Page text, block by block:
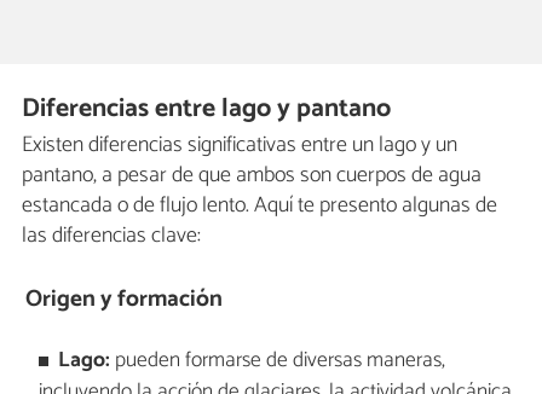
Diferencias entre lago y pantano
Existen diferencias significativas entre un lago y un
pantano, a pesar de que ambos son cuerpos de agua
estancada o de flujo lento. Aquí te presento algunas de
las diferencias clave:
Origen y formación
Lago: pueden formarse de diversas maneras,